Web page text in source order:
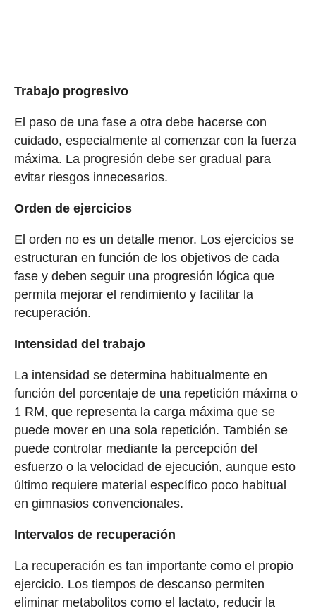
Trabajo progresivo
El paso de una fase a otra debe hacerse con
cuidado, especialmente al comenzar con la fuerza
máxima. La progresión debe ser gradual para
evitar riesgos innecesarios.
Orden de ejercicios
El orden no es un detalle menor. Los ejercicios se
estructuran en función de los objetivos de cada
fase y deben seguir una progresión lógica que
permita mejorar el rendimiento y facilitar la
recuperación.
Intensidad del trabajo
La intensidad se determina habitualmente en
función del porcentaje de una repetición máxima o
1 RM, que representa la carga máxima que se
puede mover en una sola repetición. También se
puede controlar mediante la percepción del
esfuerzo o la velocidad de ejecución, aunque esto
último requiere material específico poco habitual
en gimnasios convencionales.
Intervalos de recuperación
La recuperación es tan importante como el propio
ejercicio. Los tiempos de descanso permiten
eliminar metabolitos como el lactato, reducir la